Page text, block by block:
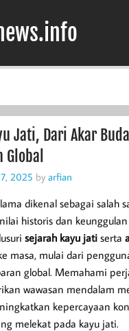
Jati, Dari Akar
2025 by arfian
dikenal sebagai salah
historis dan
sejarah kayu jati serta
masa, mulai dari
global. Memahami
wawasan mendalam
kepercayaan
melekat pada kayu jati.